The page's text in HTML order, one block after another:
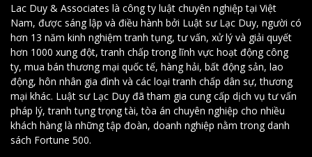
Lac Duy & Associates là công ty luật chuyên nghiệp tại Việt
Nam, được sáng lập và điều hành bởi Luật sư Lạc Duy, người có
hơn 13 năm kinh nghiệm tranh tụng, tư vấn, xử lý và giải quyết
hơn 1000 xung đột, tranh chấp trong lĩnh vực hoạt động công
ty, mua bán thương mại quốc tế, hàng hải, bất động sản, lao
động, hôn nhân gia đình và các loại tranh chấp dân sự, thương
mại khác. Luật sư Lạc Duy đã tham gia cung cấp dịch vụ tư vấn
pháp lý, tranh tụng trọng tài, tòa án chuyên nghiệp cho nhiều
khách hàng là những tập đoàn, doanh nghiệp nằm trong danh
sách Fortune 500.